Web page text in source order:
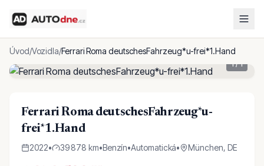
Úvod/Vozidla/Ferrari Roma deutschesFahrzeug*u-frei*1.Hand
1/1
Ferrari Roma deutschesFahrzeug*u-
frei*1.Hand
2022• 39 878 km•Benzín•Automatická• München, DE